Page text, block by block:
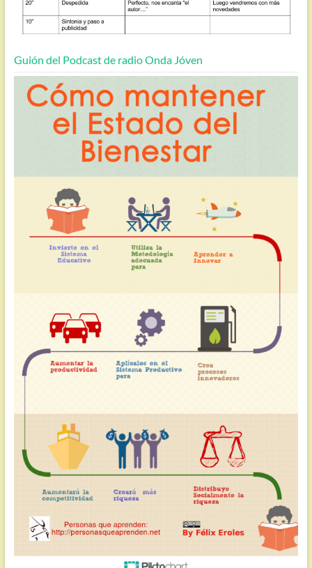
Guión del Podcast de radio Onda Jóven